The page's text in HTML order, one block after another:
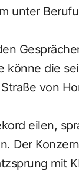
unter
könne die
von
eilen,
Der
mit